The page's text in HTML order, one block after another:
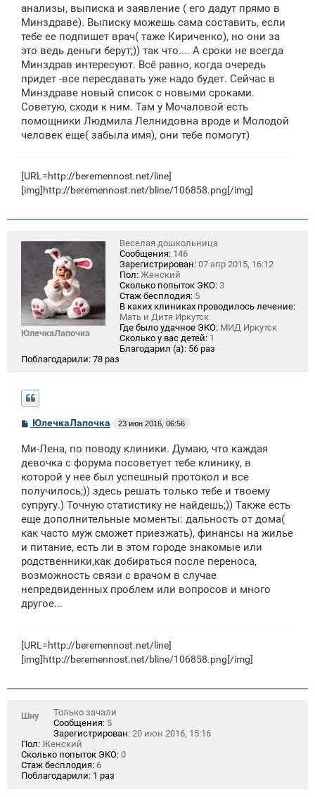
анализы, выписка и заявление ( его дадут прямо в
Минздраве). Выписку можешь сама составить, если
тебе ее подпишет врач( таже Кириченко), но они за
это ведь деньги берут;)) так что.... А сроки не всегда
Минздрав интересуют. Всё равно, когда очередь
придет -все пересдавать уже надо будет. Сейчас в
Минздраве новый список с новыми сроками.
Советую, сходи к ним. Там у Мочаловой есть
помощники Людмила Лелнидовна вроде и Молодой
человек еще( забыла имя), они тебе помогут)
[URL=http://beremennost.net/line]
[img]http://beremennost.net/bline/106858.png[/img]
ЮлечкаЛапочка
Веселая дошкольница
Сообщения: 146
Зарегистрирован: 07 апр 2015, 16:12
Пол: Женский
Сколько попыток ЭКО: 3
Стаж бесплодия: 5
В каких клиниках проводилось лечение:
Мать и Дитя Иркутск
Где было удачное ЭКО: МИД Иркутск
Сколько у вас детей: 1
Благодарил (а): 56 раз
Поблагодарили: 78 раз
С
б
щ
н
и
ЮлечкаЛапочка 23 июн 2016, 06:56
Ми-Лена, по поводу клиники. Думаю, что каждая
девочка с форума посоветует тебе клинику, в
которой у нее был успешный протокол и все
получилось;)) здесь решать только тебе и твоему
супругу.) Точную статистику не найдешь;)) Также есть
еще дополнительные моменты: дальность от дома(
как часто муж сможет приезжать), финансы на жилье
и питание, есть ли в этом городе знакомые или
родственники,как добираться после переноса,
возможность связи с врачом в случае
непредвиденных проблем или вопросов и много
другое...
[URL=http://beremennost.net/line]
[img]http://beremennost.net/bline/106858.png[/img]
Шну
Только зачали
Сообщения: 5
Зарегистрирован: 20 июн 2016, 15:16
Пол: Женский
Сколько попыток ЭКО: 0
Стаж бесплодия: 6
Поблагодарили: 1 раз